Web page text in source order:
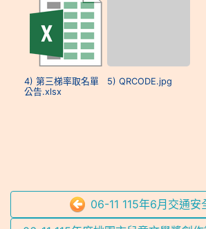
4) 第三梯率取名單
公告.xlsx
5) QRCODE.jpg
06-11 115年6月交通安